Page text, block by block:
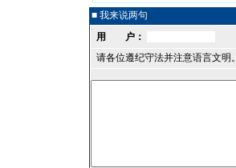
■ 我来说两句
用 户：
请各位遵纪守法并注意语言文明。